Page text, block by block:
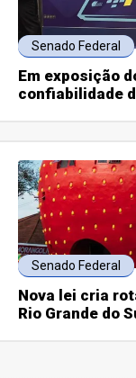
Senado Federal
Em exposição
confiabilidade
Senado Federal
Nova lei cria
Rio Grande do